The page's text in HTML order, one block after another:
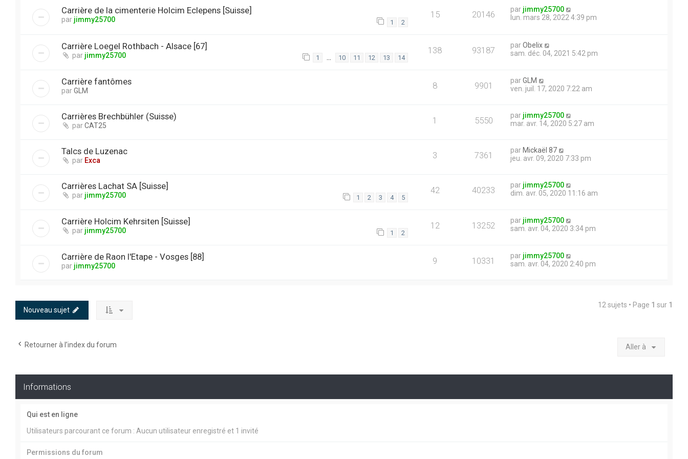
Carrière de la cimenterie Holcim Eclepens [Suisse]
par jimmy25700 1 2
15 20146 par jimmy25700
lun. mars 28, 2022 4:39 pm
Carrière Loegel Rothbach - Alsace [67]
par jimmy25700 1 10 11 12 13 14
138 93187 parObelix
sam. déc. 04, 2021 5:42 pm
Carrière fantômes
parGLM 8 9901 parGLM
ven. juil. 17, 2020 7:22 am
Carrières Brechbühler (Suisse)
parCAT25 1 5550 par jimmy25700
mar. avr. 14, 2020 5:27 am
Talcs de Luzenac
par Exca 3 7361 par Mickaël 87
jeu. avr. 09, 2020 7:33 pm
Carrières Lachat SA [Suisse]
par jimmy25700 1 2 3 4 5
42 40233 par jimmy25700
dim. avr. 05, 2020 11:16 am
Carrière Holcim Kehrsiten [Suisse]
par jimmy25700 1 2
12 13252 par jimmy25700
sam. avr. 04, 2020 3:34 pm
Carrière de Raon l'Etape - Vosges [88]
par jimmy25700 9 10331 par jimmy25700
sam. avr. 04, 2020 2:40 pm
Nouveau sujet
12 sujets • Page 1 sur 1
Retourner à l’index du forum Aller à
Informations
Qui est en ligne
Utilisateurs parcourant ce forum : Aucun utilisateur enregistré et 1 invité
Permissions du forum